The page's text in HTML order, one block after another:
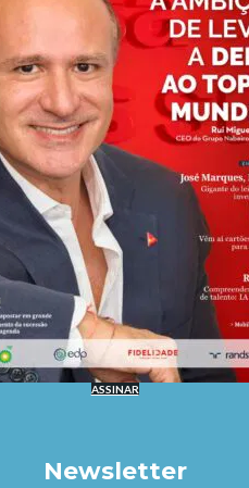
ASSINAR
Newsletter